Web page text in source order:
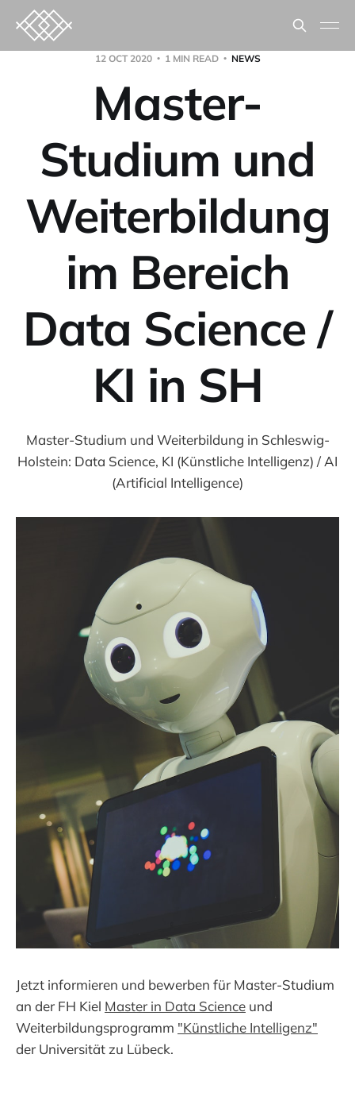
12 OCT 2020 1 MIN READ NEWS
Master-
Studium und
Weiterbildung
im Bereich
Data Science /
KI in SH
Master-Studium und Weiterbildung in Schleswig-
Holstein: Data Science, KI (Künstliche Intelligenz) / AI
(Artificial Intelligence)
Jetzt informieren und bewerben für Master-Studium
an der FH Kiel Master in Data Science und
Weiterbildungsprogramm "Künstliche Intelligenz"
der Universität zu Lübeck.